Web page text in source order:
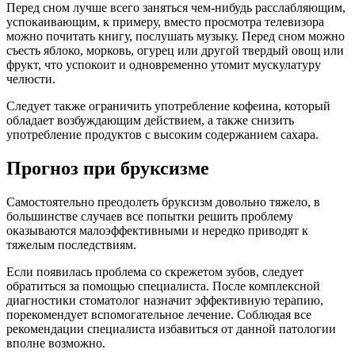
Перед сном лучше всего заняться чем-нибудь расслабляющим,
успокаивающим, к примеру, вместо просмотра телевизора
можно почитать книгу, послушать музыку. Перед сном можно
съесть яблоко, морковь, огурец или другой твердый овощ или
фрукт, что успокоит и одновременно утомит мускулатуру
челюсти.
Следует также ограничить употребление кофеина, который
обладает возбуждающим действием, а также снизить
употребление продуктов с высоким содержанием сахара.
Прогноз при бруксизме
Самостоятельно преодолеть бруксизм довольно тяжело, в
большинстве случаев все попытки решить проблему
оказываются малоэффективными и нередко приводят к
тяжелым последствиям.
Если появилась проблема со скрежетом зубов, следует
обратиться за помощью специалиста. После комплексной
диагностики стоматолог назначит эффективную терапию,
порекомендует вспомогательное лечение. Соблюдая все
рекомендации специалиста избавиться от данной патологии
вполне возможно.